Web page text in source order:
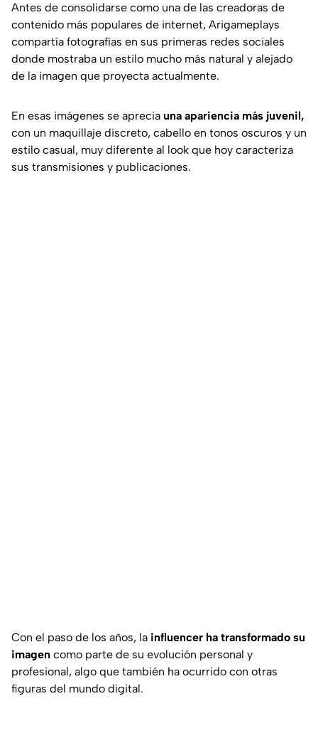
Antes de consolidarse como una de las creadoras de
contenido más populares de internet, Arigameplays
compartía fotografías en sus primeras redes sociales
donde mostraba un estilo mucho más natural y alejado
de la imagen que proyecta actualmente.
En esas imágenes se aprecia una apariencia más juvenil,
con un maquillaje discreto, cabello en tonos oscuros y un
estilo casual, muy diferente al look que hoy caracteriza
sus transmisiones y publicaciones.
Con el paso de los años, la influencer ha transformado su
imagen como parte de su evolución personal y
profesional, algo que también ha ocurrido con otras
figuras del mundo digital.